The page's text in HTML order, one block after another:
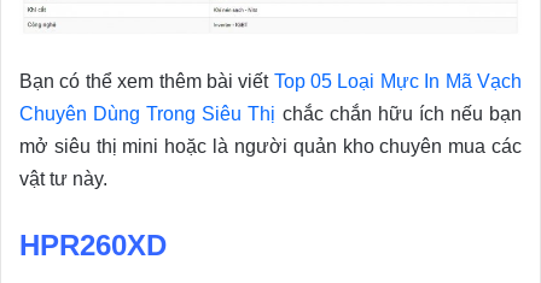
Bạn có thể xem thêm bài viết Top 05 Loại Mực In Mã Vạch
Chuyên Dùng Trong Siêu Thị chắc chắn hữu ích nếu bạn
mở siêu thị mini hoặc là người quản kho chuyên mua các
vật tư này.
HPR260XD